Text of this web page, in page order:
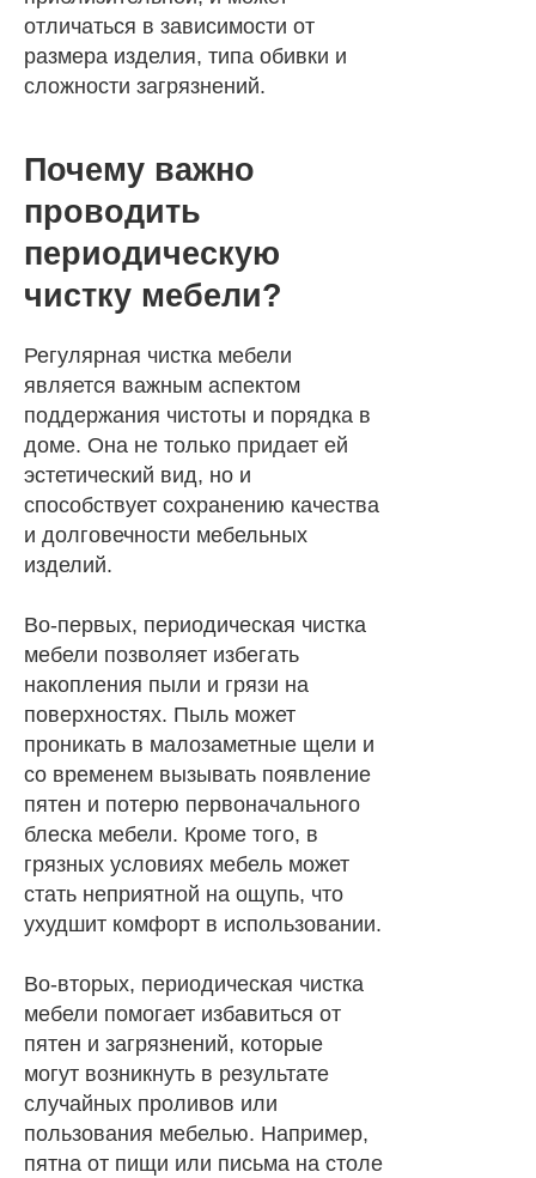
отличаться в зависимости от
размера изделия, типа обивки и
сложности загрязнений.
Почему важно
проводить
периодическую
чистку мебели?
Регулярная чистка мебели
является важным аспектом
поддержания чистоты и порядка в
доме. Она не только придает ей
эстетический вид, но и
способствует сохранению качества
и долговечности мебельных
изделий.
Во-первых, периодическая чистка
мебели позволяет избегать
накопления пыли и грязи на
поверхностях. Пыль может
проникать в малозаметные щели и
со временем вызывать появление
пятен и потерю первоначального
блеска мебели. Кроме того, в
грязных условиях мебель может
стать неприятной на ощупь, что
ухудшит комфорт в использовании.
Во-вторых, периодическая чистка
мебели помогает избавиться от
пятен и загрязнений, которые
могут возникнуть в результате
случайных проливов или
пользования мебелью. Например,
пятна от пищи или письма на столе